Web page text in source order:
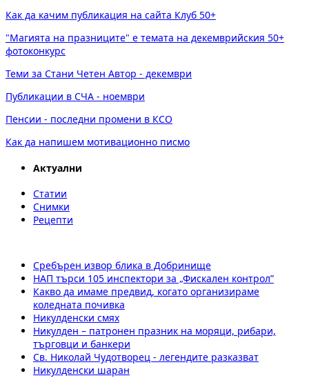
Как да качим публикация на сайта Клуб 50+
"Магията на празниците" е темата на декемврийския 50+
фотоконкурс
Теми за Стани Четен Автор - декември
Публикации в СЧА - ноември
Пенсии - последни промени в КСО
Как да напишем мотивационно писмо
Актуални
Статии
Снимки
Рецепти
Сребърен извор блика в Добринище
НАП търси 105 инспектори за „Фискален контрол”
Какво да имаме предвид, когато организираме
коледната почивка
Никулденски смях
Никулден – патронен празник на моряци, рибари,
търговци и банкери
Св. Николай Чудотворец - легендите разказват
Никулденски шаран